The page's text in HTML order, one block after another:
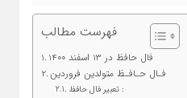
فهرست مطالب
فال حافظ در 13 اسفند 1400
فـال حـافـظ متولدین فروردین
تعبیر فال حافظ :